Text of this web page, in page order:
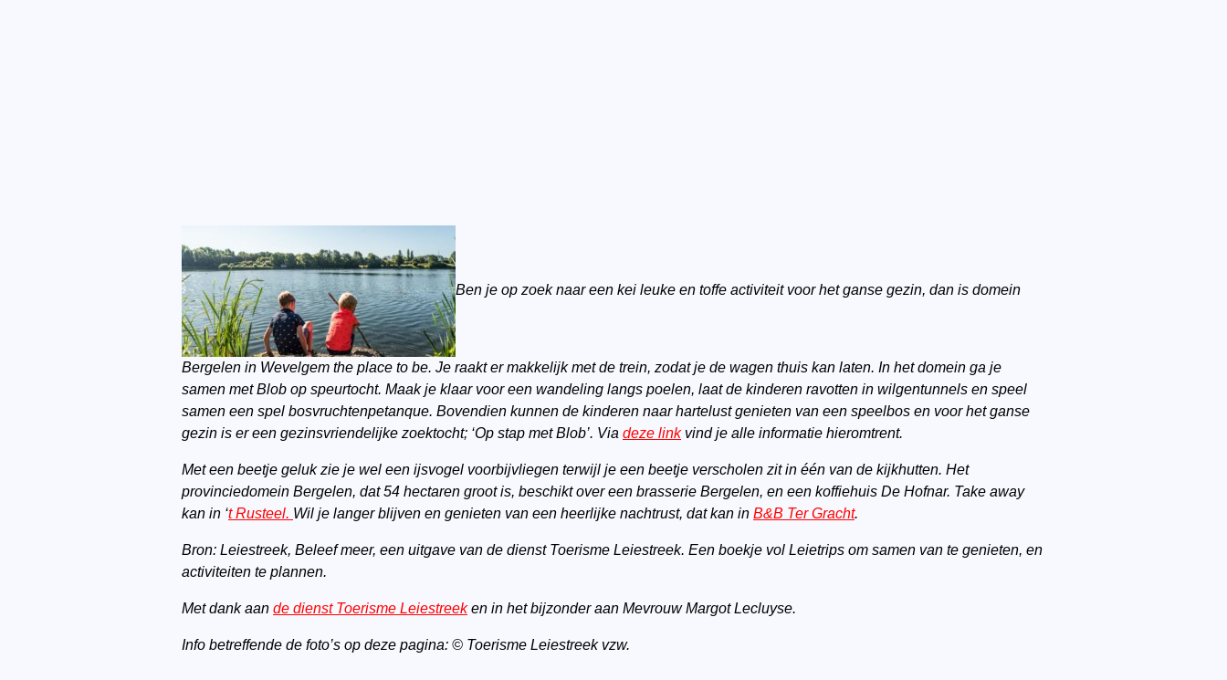
Ben je op zoek naar een kei leuke en toffe activiteit voor het ganse gezin, dan is domein
Bergelen in Wevelgem the place to be. Je raakt er makkelijk met de trein, zodat je de wagen thuis kan laten. In het domein ga je
samen met Blob op speurtocht. Maak je klaar voor een wandeling langs poelen, laat de kinderen ravotten in wilgentunnels en speel
samen een spel bosvruchtenpetanque. Bovendien kunnen de kinderen naar hartelust genieten van een speelbos en voor het ganse
gezin is er een gezinsvriendelijke zoektocht; ‘Op stap met Blob’. Via deze linkvind je alle informatie hieromtrent.
Met een beetje geluk zie je wel een ijsvogel voorbijvliegen terwijl je een beetje verscholen zit in één van de kijkhutten. Het
provinciedomein Bergelen, dat 54 hectaren groot is, beschikt over een brasserie Bergelen, en een koffiehuis De Hofnar. Take away
kan in ‘t Rusteel. Wil je langer blijven en genieten van een heerlijke nachtrust, dat kan in B&B Ter Gracht.
Bron: Leiestreek, Beleef meer, een uitgave van de dienst Toerisme Leiestreek. Een boekje vol Leietrips om samen van te genieten, en
activiteiten te plannen.
Met dank aan de dienst Toerisme Leiestreeken in het bijzonder aan Mevrouw Margot Lecluyse.
Info betreffende de foto’s op deze pagina: © Toerisme Leiestreek vzw.